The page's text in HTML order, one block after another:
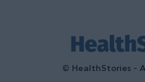
© HealthStories -